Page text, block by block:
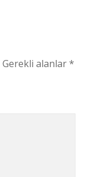
Gerekli alanlar*